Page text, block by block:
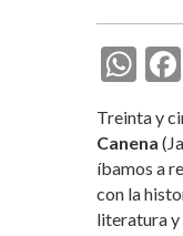
W
at
s
A
Treinta y
Canena
íbamos a
con la
literatura y